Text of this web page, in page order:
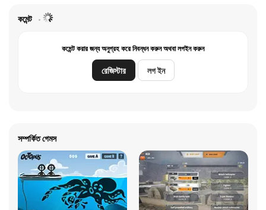
কমেন্ট
কমেন্ট করার জন্য অনুগ্রহ করে নিবন্ধন করুন অথবা লগইন করুন
রেজিস্টার লগ ইন
সম্পর্কিত গেমস